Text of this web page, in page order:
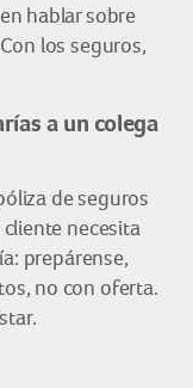
hablar sobre
los seguros,
a un colega
de seguros
necesita
prepárense,
no con oferta.